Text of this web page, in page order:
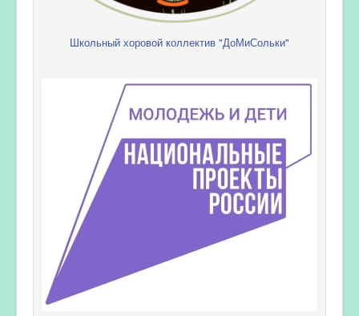
Школьный хоровой коллектив "ДоМиСольки"